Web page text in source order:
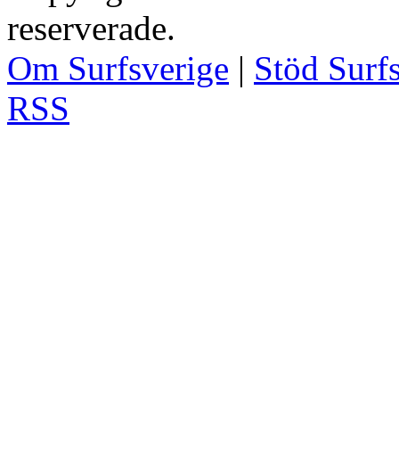
reserverade.
Om Surfsverige | Stöd
RSS